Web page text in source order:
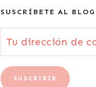
SUSCRÍBETE AL BLOG
Tu
dirección
de
SUSCRIBIR